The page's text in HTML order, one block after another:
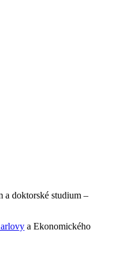
a doktorské studium –
a Ekonomického